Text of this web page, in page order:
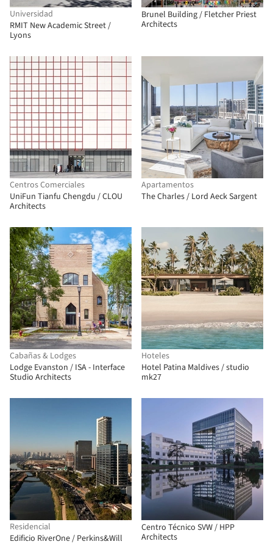
Universidad
RMIT New Academic Street /
Lyons
Brunel Building / Fletcher Priest
Architects
Centros Comerciales
UniFun Tianfu Chengdu / CLOU
Architects
Apartamentos
The Charles / Lord Aeck Sargent
Cabañas & Lodges
Lodge Evanston / ISA - Interface
Studio Architects
Hoteles
Hotel Patina Maldives / studio
mk27
Residencial
Edificio RiverOne / Perkins&Will
Centro Técnico SVW / HPP
Architects